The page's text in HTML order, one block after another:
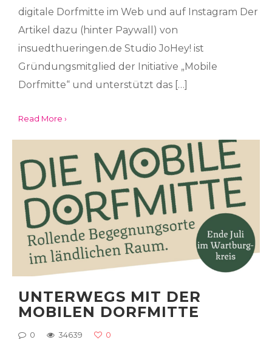
digitale Dorfmitte im Web und auf Instagram Der
Artikel dazu (hinter Paywall) von
insuedthueringen.de Studio JoHey! ist
Gründungsmitglied der Initiative „Mobile
Dorfmitte“ und unterstützt das […]
Read More ›
UNTERWEGS MIT DER
MOBILEN DORFMITTE
0 34639 0